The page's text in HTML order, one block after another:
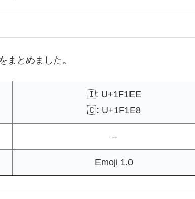
とめました。
🇮: U+1F1EE
🇨: U+1F1E8
–
Emoji 1.0